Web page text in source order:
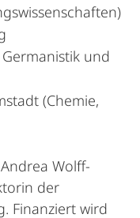
und
(Chemie,
Wolff-
der
Finanziert wird